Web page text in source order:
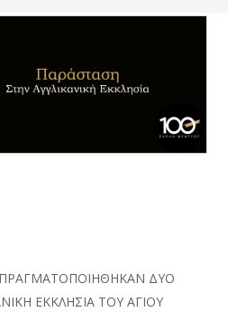
ΠΡΑΓΜΑΤΟΠΟΙΗΘΗΚΑΝ ΔΥΟ
ΕΚΚΛΗΣΙΑ ΤΟΥ ΑΓΙΟΥ